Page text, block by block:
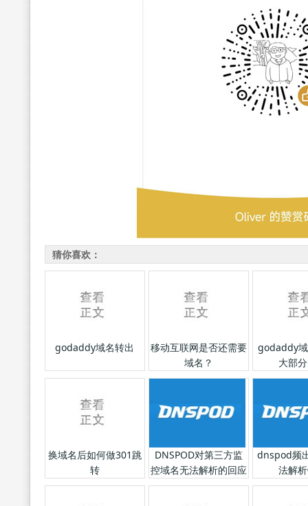
猜你喜欢：
godaddy域名转出
移动互联网是否还需要
域名？
godaddy
大部
换域名后如何做301跳
转
DNSPOD对第三方监
控域名无法解析的回应
dnspod频
法解